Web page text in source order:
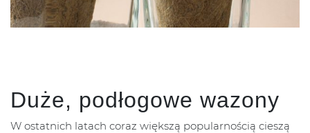
Duże, podłogowe wazony
W ostatnich latach coraz większą popularnością cieszą